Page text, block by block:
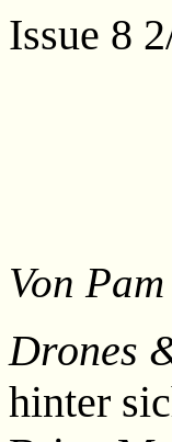
Issue 8
Von
Drones
hinter